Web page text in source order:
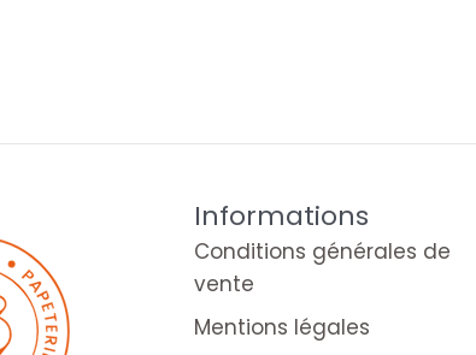
Informations
Conditions générales de
vente
Mentions légales